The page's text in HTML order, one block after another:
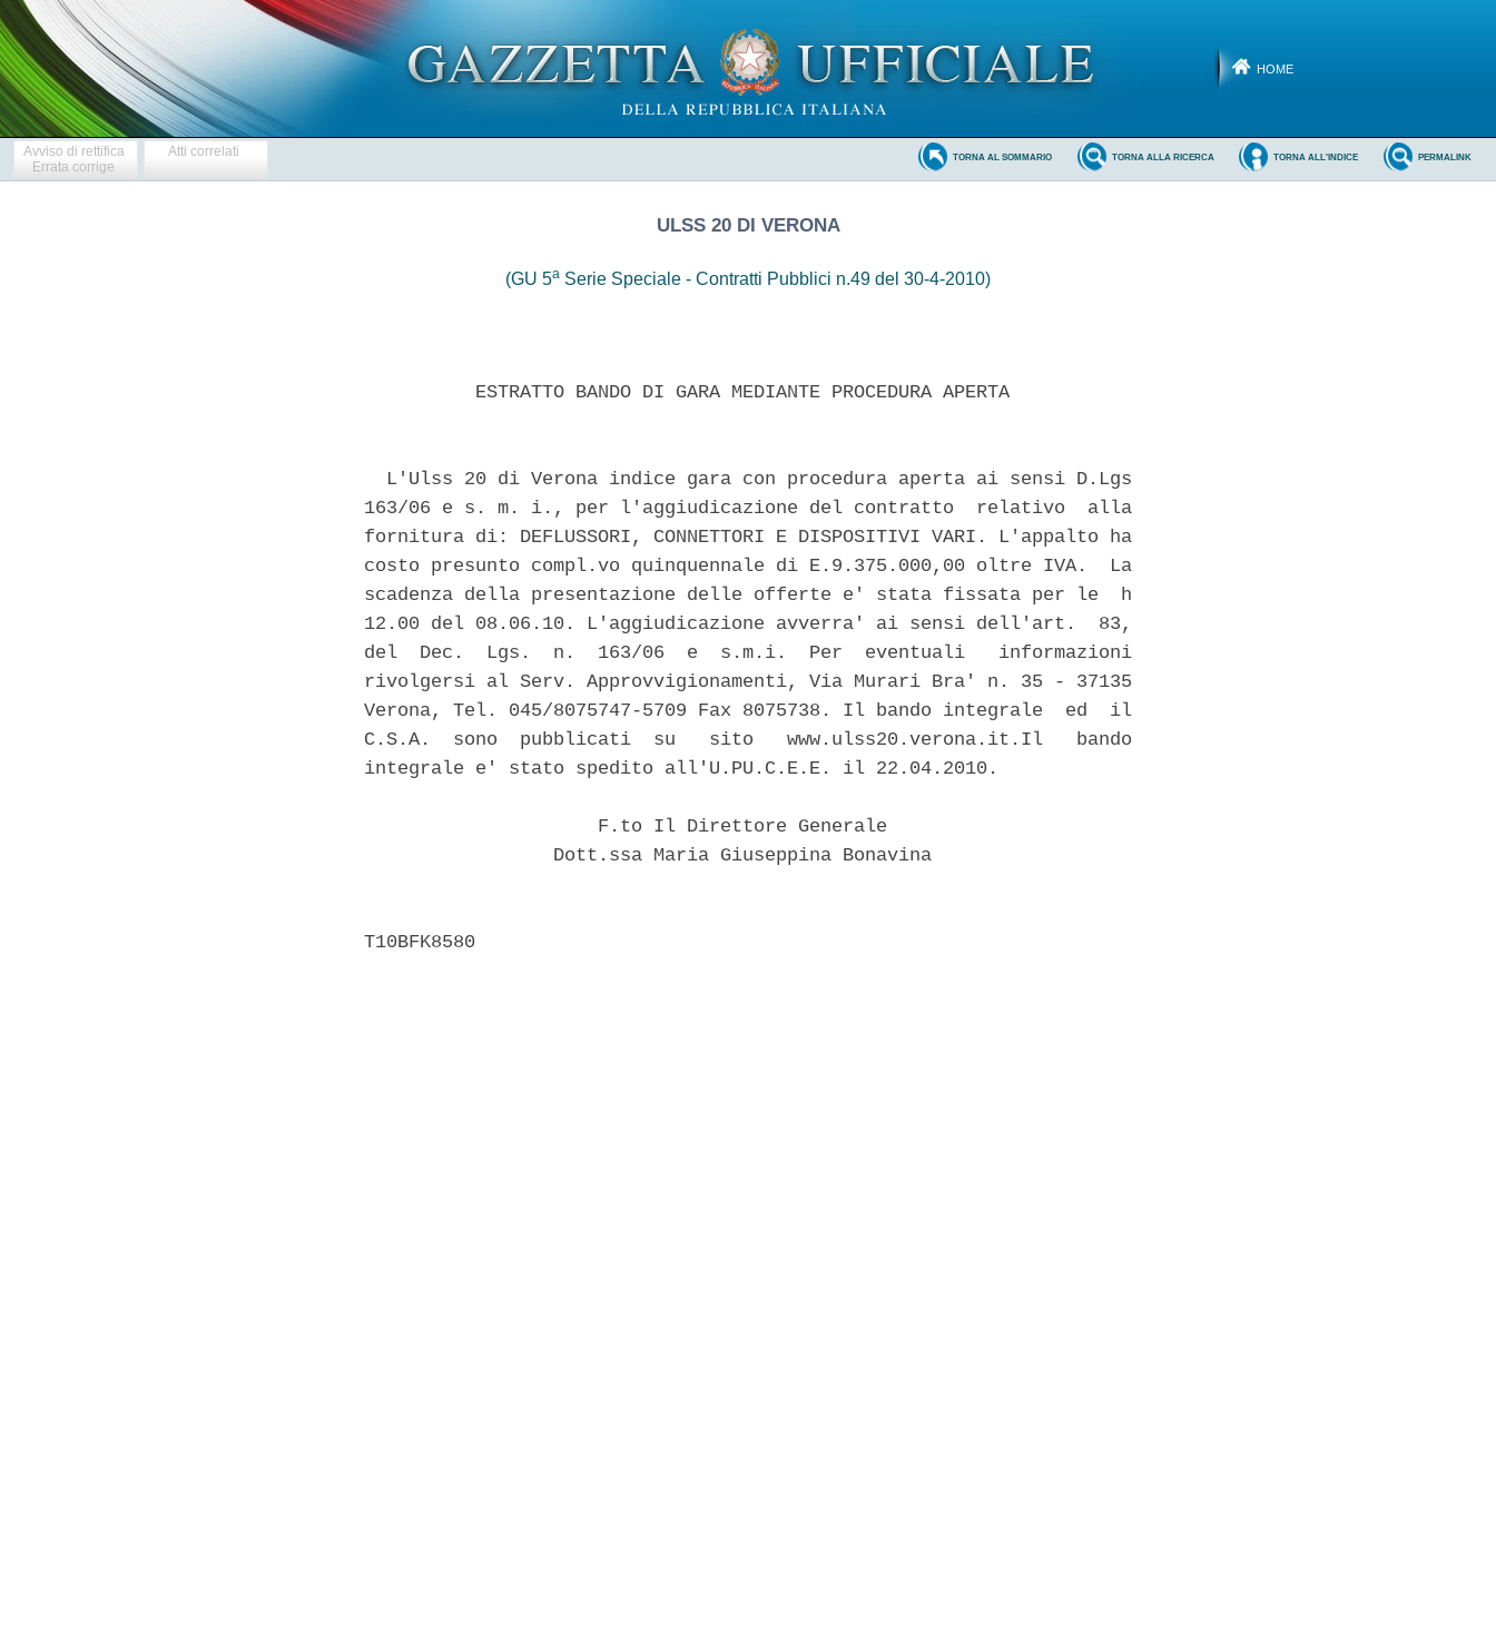
HOME
Avviso di rettifica
Errata corrige
Atti correlati PERMALINK
TORNA ALL'INDICE
TORNA ALLA RICERCA
TORNA AL SOMMARIO
ULSS 20 DI VERONA
(GU 5a Serie Speciale - Contratti Pubblici n.49 del 30-4-2010)
          ESTRATTO BANDO DI GARA MEDIANTE PROCEDURA APERTA
  L'Ulss 20 di Verona indice gara con procedura aperta ai sensi D.Lgs
163/06 e s. m. i., per l'aggiudicazione del contratto  relativo  alla
fornitura di: DEFLUSSORI, CONNETTORI E DISPOSITIVI VARI. L'appalto ha
costo presunto compl.vo quinquennale di E.9.375.000,00 oltre IVA.  La
scadenza della presentazione delle offerte e' stata fissata per le  h
12.00 del 08.06.10. L'aggiudicazione avverra' ai sensi dell'art.  83,
del  Dec.  Lgs.  n.  163/06  e  s.m.i.  Per  eventuali   informazioni
rivolgersi al Serv. Approvvigionamenti, Via Murari Bra' n. 35 - 37135
Verona, Tel. 045/8075747-5709 Fax 8075738. Il bando integrale  ed  il
C.S.A.  sono  pubblicati  su   sito   www.ulss20.verona.it.Il   bando
integrale e' stato spedito all'U.PU.C.E.E. il 22.04.2010.
                     F.to Il Direttore Generale
                 Dott.ssa Maria Giuseppina Bonavina